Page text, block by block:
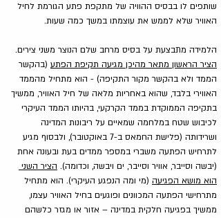
שותפים לו בבסיס ההוויה של מתקפת פתע הגורמת לחיל
האוויר שלא לממש את עוצמתו במשך כמה שעות.
הלמידה מתבצעת על בסיס מרחב שלם הנוצר משני צירים.
הציר הראשון מתאר מהיכן מגיעה תקיפת הפתע (בהקשר
הממד ולא בהקשר מקור התקיפה) - הוא מתחיל מהממד
האווירי בלבד, שהוא באחריות מלאה של חיל האוויר, ממשיך
בתקיפה הממוקדת בממד הקרקעי, בהיותו הממד העיקרי
לכיבוש שטח במלחמה שמאיים על ריבונות המדינה
ושרידותה (פלישת החמאס ב-7 באוקטובר), ולבסוף מגיע
לתרחיש הפתעה משברי במספר ממדים בעת ובעונה אחת
(יבשה וסייבר, אוויר וסייבר, ים ויבשה, וכדומה). הציר השני
הוא מושא הפגיעה (מי ומה הנפגע העיקרי). הוא מתחיל
מתרחישי הפתעה המכוונים ופוגעים בחיל האוויר עצמו,
ממשיך בפגיעה חלקית במדינה – אזור או מגזר כלשהם